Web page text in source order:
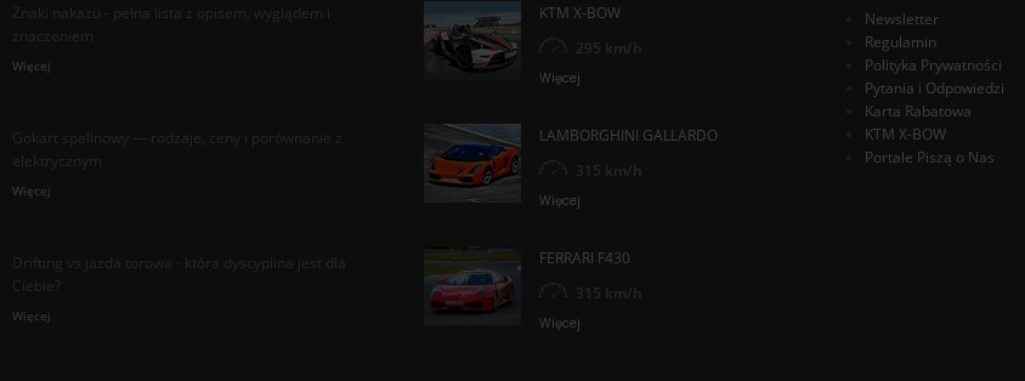
Znaki nakazu - pełna lista z opisem, wyglądem i
znaczeniem
Więcej
Gokart spalinowy — rodzaje, ceny i porównanie z
elektrycznym
Więcej
Drifting vs jazda torowa - która dyscyplina jest dla
Ciebie?
Więcej
KTM X-BOW
295 km/h
Więcej
LAMBORGHINI GALLARDO
315 km/h
Więcej
FERRARI F430
315 km/h
Więcej
Newsletter
Regulamin
Polityka Prywatności
Pytania i Odpowiedzi
Karta Rabatowa
KTM X-BOW
Portale Piszą o Nas